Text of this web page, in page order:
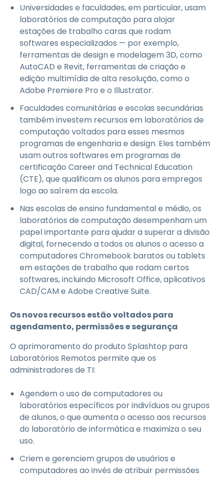
Universidades e faculdades, em particular, usam
laboratórios de computação para alojar
estações de trabalho caras que rodam
softwares especializados — por exemplo,
ferramentas de design e modelagem 3D, como
AutoCAD e Revit, ferramentas de criação e
edição multimídia de alta resolução, como o
Adobe Premiere Pro e o Illustrator.
Faculdades comunitárias e escolas secundárias
também investem recursos em laboratórios de
computação voltados para esses mesmos
programas de engenharia e design. Eles também
usam outros softwares em programas de
certificação Career and Technical Education
(CTE), que qualificam os alunos para empregos
logo ao saírem da escola.
Nas escolas de ensino fundamental e médio, os
laboratórios de computação desempenham um
papel importante para ajudar a superar a divisão
digital, fornecendo a todos os alunos o acesso a
computadores Chromebook baratos ou tablets
em estações de trabalho que rodam certos
softwares, incluindo Microsoft Office, aplicativos
CAD/CAM e Adobe Creative Suite.
Os novos recursos estão voltados para
agendamento, permissões e segurança
O aprimoramento do produto Splashtop para
Laboratórios Remotos permite que os
administradores de TI:
Agendem o uso de computadores ou
laboratórios específicos por indivíduos ou grupos
de alunos, o que aumenta o acesso aos recursos
do laboratório de informática e maximiza o seu
uso.
Criem e gerenciem grupos de usuários e
computadores ao invés de atribuir permissões